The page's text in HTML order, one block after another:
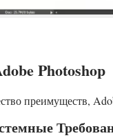
Photoshop
преимуществ,